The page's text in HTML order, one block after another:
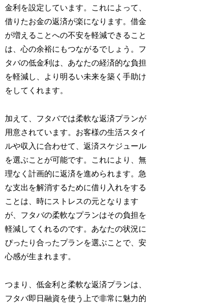
金利を設定しています。これによって、
借りたお金の返済が楽になります。借金
が増えることへの不安を軽減できること
は、心の余裕にもつながるでしょう。フ
タバの低金利は、あなたの経済的な負担
を軽減し、より明るい未来を築く手助け
をしてくれます。
加えて、フタバでは柔軟な返済プランが
用意されています。お客様の生活スタイ
ルや収入に合わせて、返済スケジュール
を選ぶことが可能です。これにより、無
理なく計画的に返済を進められます。急
な支出を解消するために借り入れをする
ことは、時にストレスの元となります
が、フタバの柔軟なプランはその負担を
軽減してくれるのです。あなたの状況に
ぴったり合ったプランを選ぶことで、安
心感が生まれます。
つまり、低金利と柔軟な返済プランは、
フタバ即日融資を使う上で非常に魅力的